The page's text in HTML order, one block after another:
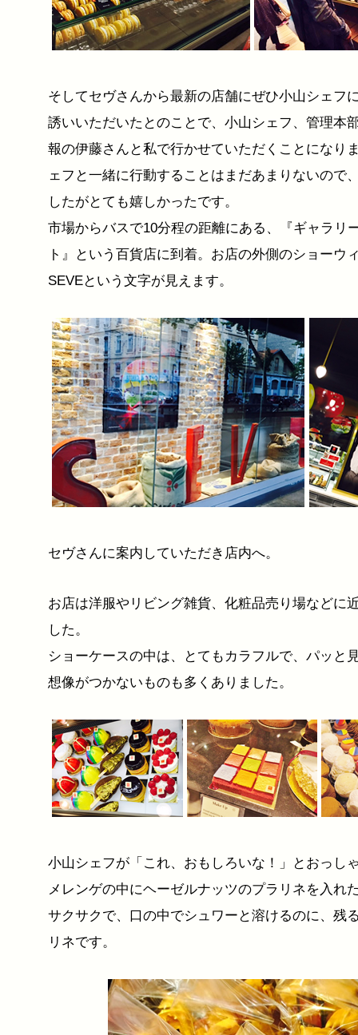
そしてセヴさんから最新の店舗にぜひ小山シェフ
誘いいただいたとのことで、小山シェフ、管理本
報の伊藤さんと私で行かせていただくことになり
ェフと一緒に行動することはまだあまりないので
したがとても嬉しかったです。
市場からバスで10分程の距離にある、『ギャラリ
ト』という百貨店に到着。お店の外側のショーウ
SEVEという文字が見えます。
セヴさんに案内していただき店内へ。
お店は洋服やリビング雑貨、化粧品売り場などに
した。
ショーケースの中は、とてもカラフルで、パッと
想像がつかないものも多くありました。
小山シェフが「これ、おもしろいな！」とおっし
メレンゲの中にヘーゼルナッツのプラリネを入れ
サクサクで、口の中でシュワーと溶けるのに、残
リネです。